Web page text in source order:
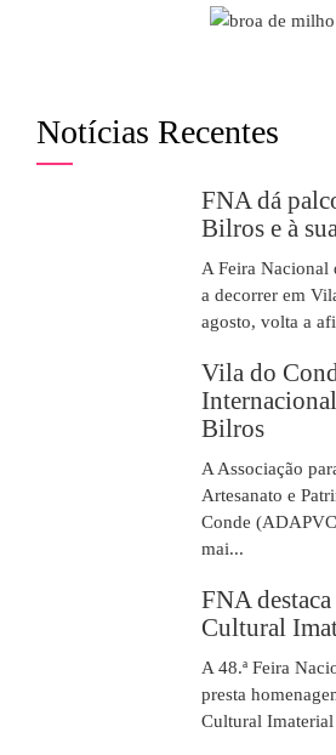
Notícias Recentes
FNA dá
Bilros e à
A Feira Nacional
a decorrer em
agosto, volta a
Vila do
Bilros
A Associação
Artesanato e
Conde
mai...
FNA
Cultural
A 48.ª Feira
presta
Cultural